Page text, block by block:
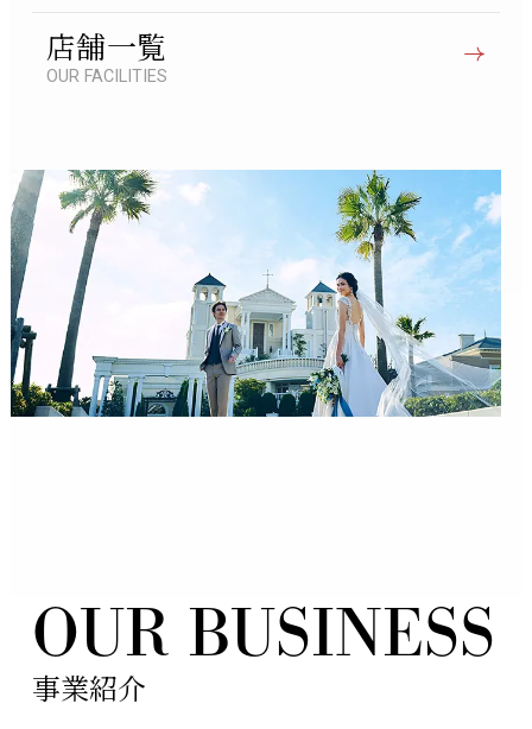
店舗一覧
OUR FACILITIES
OUR BUSINESS
事業紹介